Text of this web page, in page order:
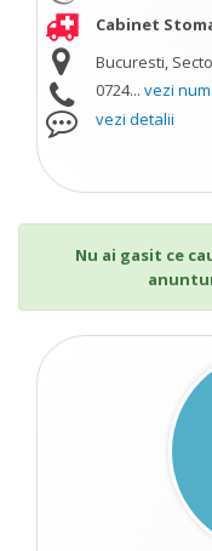
Cabinet
Bucuresti,
0724... vezi
vezi detalii
Nu ai gasit ce